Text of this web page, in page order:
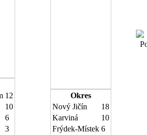
12
10
6
3
Okres
Nový Jičín
18
Karviná
10
Frýdek-Místek 6